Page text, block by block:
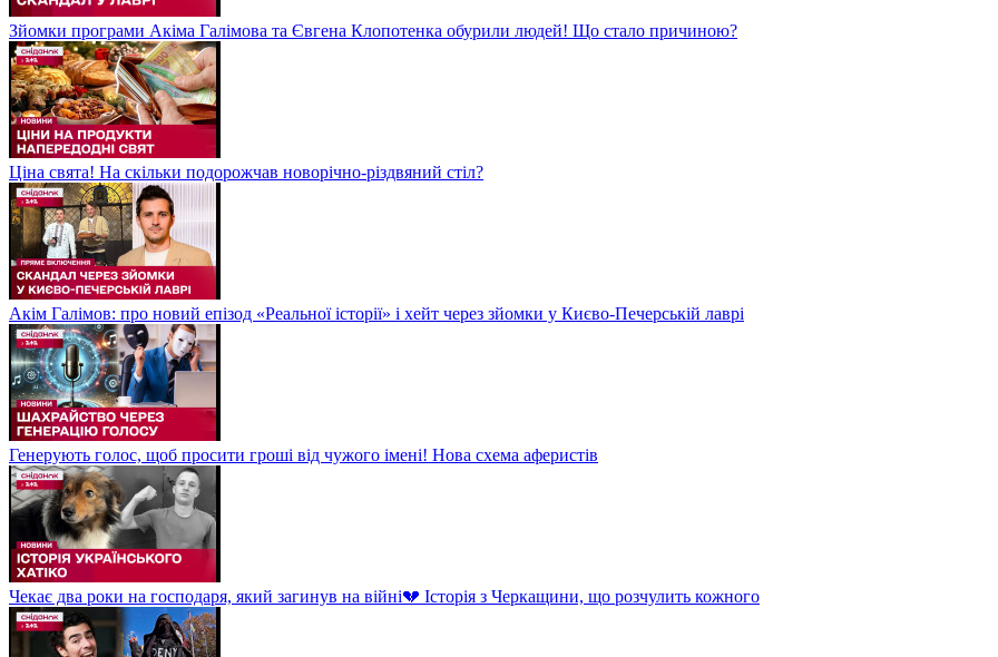
Зйомки програми Акіма Галімова та Євгена Клопотенка обурили людей! Що стало причиною?
Ціна свята! На скільки подорожчав новорічно-різдвяний стіл?
Акім Галімов: про новий епізод «Реальної історії» і хейт через зйомки у Києво-Печерській лаврі
Генерують голос, щоб просити гроші від чужого імені! Нова схема аферистів
Чекає два роки на господаря, який загинув на війні💔 Історія з Черкащини, що розчулить кожного